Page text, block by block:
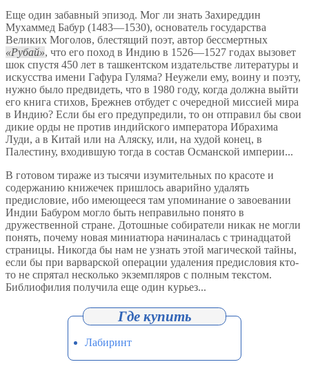
Еще один забавный эпизод. Мог ли знать Захиреддин
Мухаммед Бабур (1483—1530), основатель государства
Великих Моголов, блестящий поэт, автор бессмертных
Рубай , что его поход в Индию в 1526—1527 годах вызовет
шок спустя 450 лет в ташкентском издательстве литературы и
искусства имени Гафура Гуляма? Неужели ему, воину и поэту,
нужно было предвидеть, что в 1980 году, когда должна выйти
его книга стихов, Брежнев отбудет с очередной миссией мира
в Индию? Если бы его предупредили, то он отправил бы свои
дикие орды не против индийского императора Ибрахима
Луди, а в Китай или на Аляску, или, на худой конец, в
Палестину, входившую тогда в состав Османской империи...
В готовом тираже из тысячи изумительных по красоте и
содержанию книжечек пришлось аварийно удалять
предисловие, ибо имеющееся там упоминание о завоевании
Индии Бабуром могло быть неправильно понято в
дружественной стране. Дотошные собиратели никак не могли
понять, почему новая миниатюра начиналась с тринадцатой
страницы. Никогда бы нам не узнать этой магической тайны,
если бы при варварской операции удаления предисловия кто-
то не спрятал несколько экземпляров с полным текстом.
Библиофилия получила еще один курьез...
Лабиринт